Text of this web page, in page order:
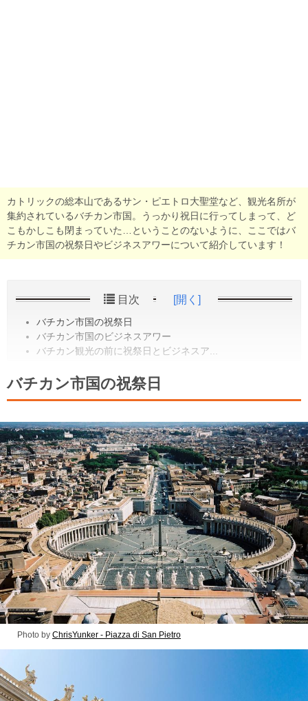
カトリックの総本山であるサン・ピエトロ大聖堂など、観光名所が
集約されているバチカン市国。うっかり祝日に行ってしまって、ど
こもかしこも閉まっていた…ということのないように、ここではバ
チカン市国の祝祭日やビジネスアワーについて紹介しています！
目次 [開く]
バチカン市国の祝祭日
バチカン市国のビジネスアワー
バチカン観光の前に祝祭日とビジネスア...
バチカン市国の祝祭日
Photo by ChrisYunker - Piazza di San Pietro